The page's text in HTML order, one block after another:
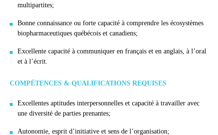
multipartites;
Bonne connaissance ou forte capacité à comprendre les écosystèmes
biopharmaceutiques québécois et canadiens;
Excellente capacité à communiquer en français et en anglais, à l’oral
et à l’écrit.
COMPÉTENCES & QUALIFICATIONS REQUISES
Excellentes aptitudes interpersonnelles et capacité à travailler avec
une diversité de parties prenantes;
Autonomie, esprit d’initiative et sens de l’organisation;